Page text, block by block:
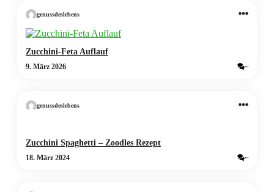
genussdeslebens
Zucchini-Feta Auflauf
9. März 2026 ~
genussdeslebens
Zucchini Spaghetti – Zoodles Rezept
18. März 2024 ~